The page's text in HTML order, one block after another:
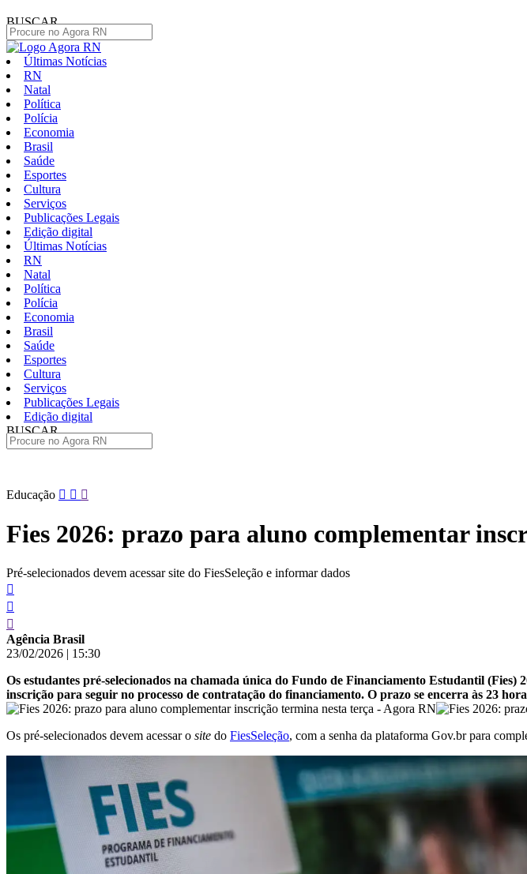
BUSCAR
Últimas Notícias
RN
Natal
Política
Polícia
Economia
Brasil
Saúde
Esportes
Cultura
Serviços
Publicações Legais
Edição digital
Últimas Notícias
RN
Natal
Política
Polícia
Economia
Brasil
Saúde
Esportes
Cultura
Serviços
Publicações Legais
Edição digital
BUSCAR
Pular
conteúdo
Educação
Fies 2026: prazo para aluno complementar
Pré-selecionados devem acessar site do FiesSeleção e informar dados
Agência Brasil
23/02/2026 | 15:30
Os estudantes pré-selecionados na chamada única do Fundo de Financiamento Estudantil
inscrição para seguir no processo de contratação do financiamento. O prazo se encerra às 23
Os pré-selecionados devem acessar o site do FiesSeleção, com a senha da plataforma Gov.br para